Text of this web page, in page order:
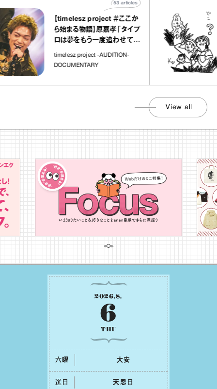
【timelesz project ＃ここか
ら始まる物語】原嘉孝「タイプ
ロは夢をもう一度追わせてく
れた場所」
timelesz project -AUDITION-
DOCUMENTARY
articles
View all
2026.8.
6
THU
六曜 ⼤安
選日 天恩⽇